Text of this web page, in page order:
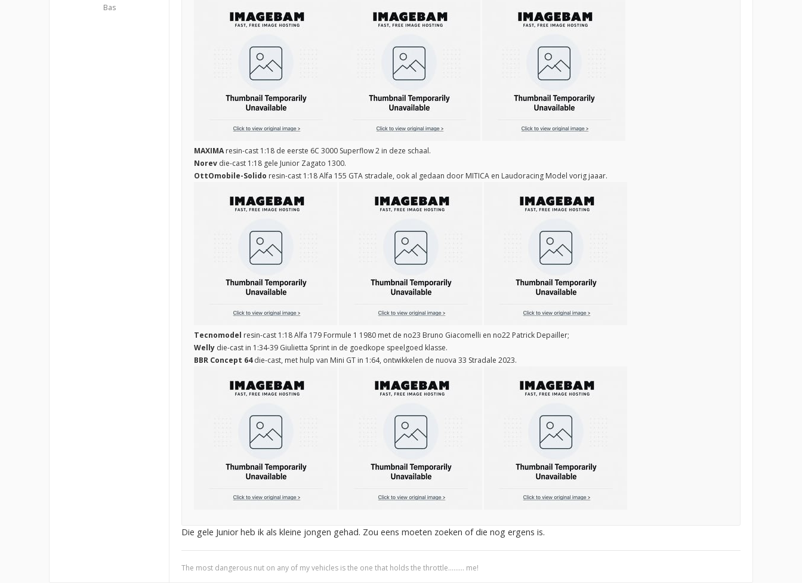
Bas
MAXIMAresin-cast 1:18 de eerste 6C 3000 Superflow 2 in deze schaal.
Norev die-cast 1:18 gele Junior Zagato 1300.
OttOmobile-Solido resin-cast 1:18 Alfa 155 GTA stradale, ook al gedaan door MITICA en Laudoracing Model vorig jaaar.
Tecnomodel resin-cast 1:18 Alfa 179 Formule 1 1980 met de no23 Bruno Giacomelli en no22 Patrick Depailler;
Welly die-cast in 1:34-39 Giulietta Sprint in de goedkope speelgoed klasse.
BBR Concept 64die-cast, met hulp van Mini GT in 1:64, ontwikkelen de nuova 33 Stradale 2023.
Die gele Junior heb ik als kleine jongen gehad. Zou eens moeten zoeken of die nog ergens is.
The most dangerous nut on any of my vehicles is the one that holds the throttle......... me!